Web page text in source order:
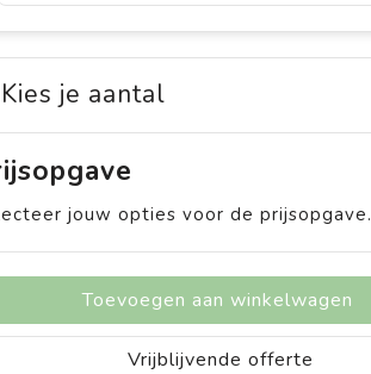
je aantal
jouw opties voor de prijsopgave.
Toevoegen aan winkelwagen
Vrijblijvende offerte